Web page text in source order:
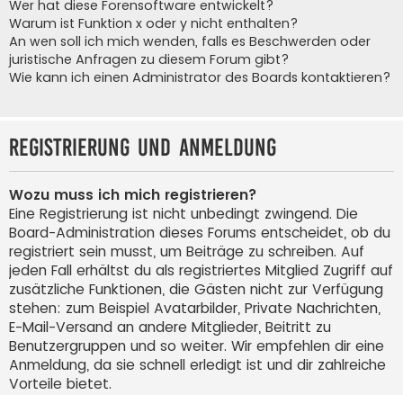
Wer hat diese Forensoftware entwickelt?
Warum ist Funktion x oder y nicht enthalten?
An wen soll ich mich wenden, falls es Beschwerden oder
juristische Anfragen zu diesem Forum gibt?
Wie kann ich einen Administrator des Boards kontaktieren?
Registrierung und Anmeldung
Wozu muss ich mich registrieren?
Eine Registrierung ist nicht unbedingt zwingend. Die
Board-Administration dieses Forums entscheidet, ob du
registriert sein musst, um Beiträge zu schreiben. Auf
jeden Fall erhältst du als registriertes Mitglied Zugriff auf
zusätzliche Funktionen, die Gästen nicht zur Verfügung
stehen: zum Beispiel Avatarbilder, Private Nachrichten,
E-Mail-Versand an andere Mitglieder, Beitritt zu
Benutzergruppen und so weiter. Wir empfehlen dir eine
Anmeldung, da sie schnell erledigt ist und dir zahlreiche
Vorteile bietet.